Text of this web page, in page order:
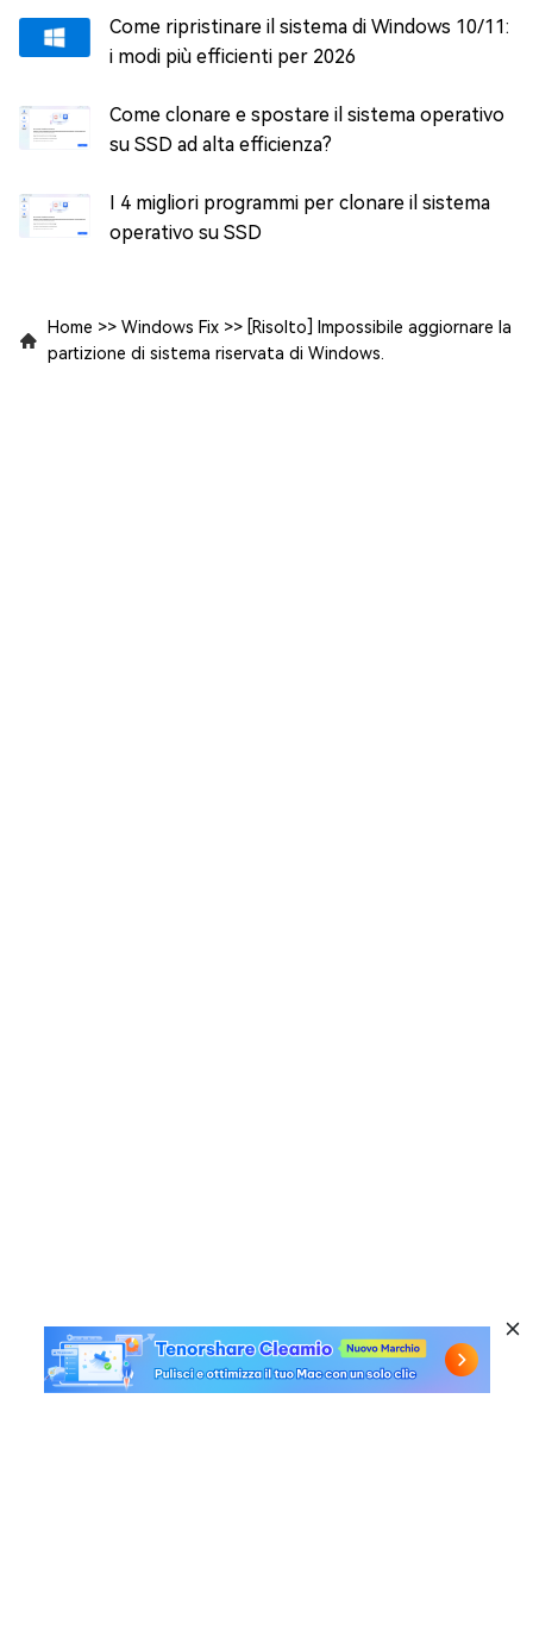
Come ripristinare il sistema di Windows 10/11:
i modi più efficienti per 2026
Come clonare e spostare il sistema operativo
su SSD ad alta efficienza?
I 4 migliori programmi per clonare il sistema
operativo su SSD
Home >> Windows Fix >> [Risolto] Impossibile aggiornare la
partizione di sistema riservata di Windows.